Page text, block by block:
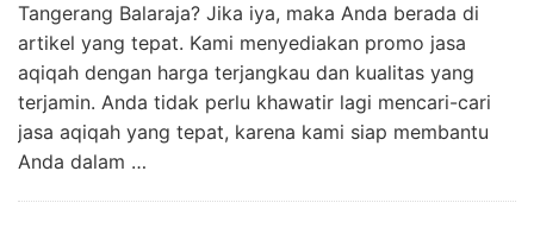
Tangerang Balaraja? Jika iya, maka Anda berada di
artikel yang tepat. Kami menyediakan promo jasa
aqiqah dengan harga terjangkau dan kualitas yang
terjamin. Anda tidak perlu khawatir lagi mencari-cari
jasa aqiqah yang tepat, karena kami siap membantu
Anda dalam …